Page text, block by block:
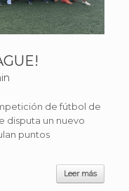
de fútbol de
disputa un nuevo
puntos
Leer más